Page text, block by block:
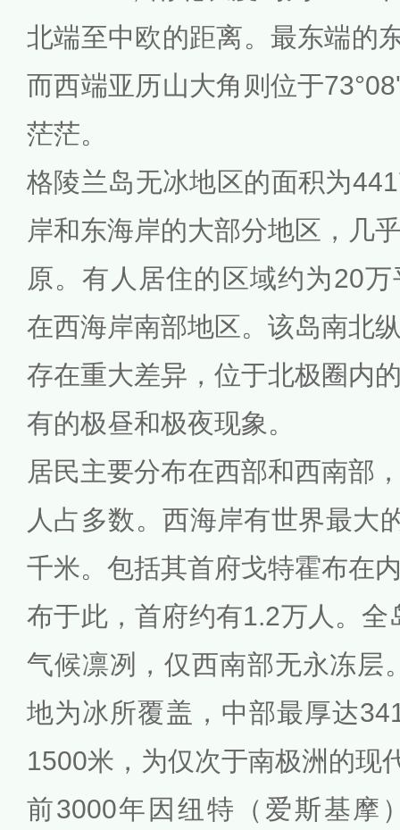
北端至中欧的距离。最东端的
而西端亚历山大角则位于
茫茫。
格陵兰岛无冰地区的面积为
岸和东海岸的大部分地区，几
原。有人居住的区域约为20
在西海岸南部地区。该岛南北
存在重大差异，位于北极圈内
有的极昼和极夜现象。
居民主要分布在西部和西南部
人占多数。西海岸有世界最大
千米。包括其首府戈特霍布在
布于此，首府约有1.2万人。
气候凛冽，仅西南部无永冻层
地为冰所覆盖，中部最厚达
1500米，为仅次于南极洲的现
前3000年因纽特（爱斯基摩